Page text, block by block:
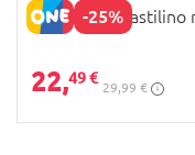
-25%
PLAY DOH plastilino
22,49 €
29,99 €